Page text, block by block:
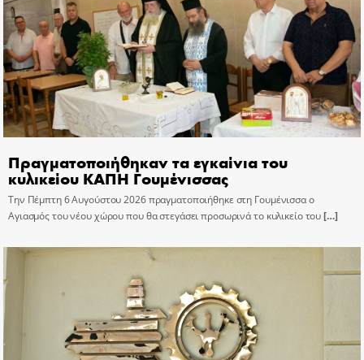
Πραγματοποιήθηκαν τα εγκαίνια του
κυλικείου ΚΑΠΗ Γουμένισσας
Την Πέμπτη 6 Αυγούστου 2026 πραγματοποιήθηκε στη Γουμένισσα ο
Αγιασμός του νέου χώρου που θα στεγάσει προσωρινά το κυλικείο του[…]